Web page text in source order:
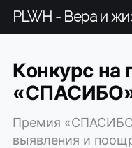
PLWH - Вера и
Конкурс на
Премия
выявления и